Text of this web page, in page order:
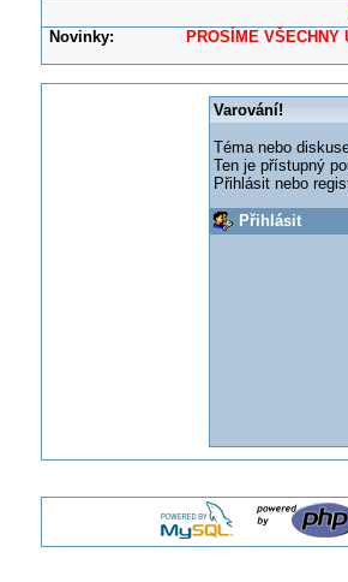
Novinky: PROSÍME VŠECHNY
Varování!
Téma nebo
Ten je přístupný
Přihlásit nebo
Přihlásit